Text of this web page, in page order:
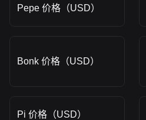
Pepe 价格（USD）
Bonk 价格（USD）
Pi 价格（USD）